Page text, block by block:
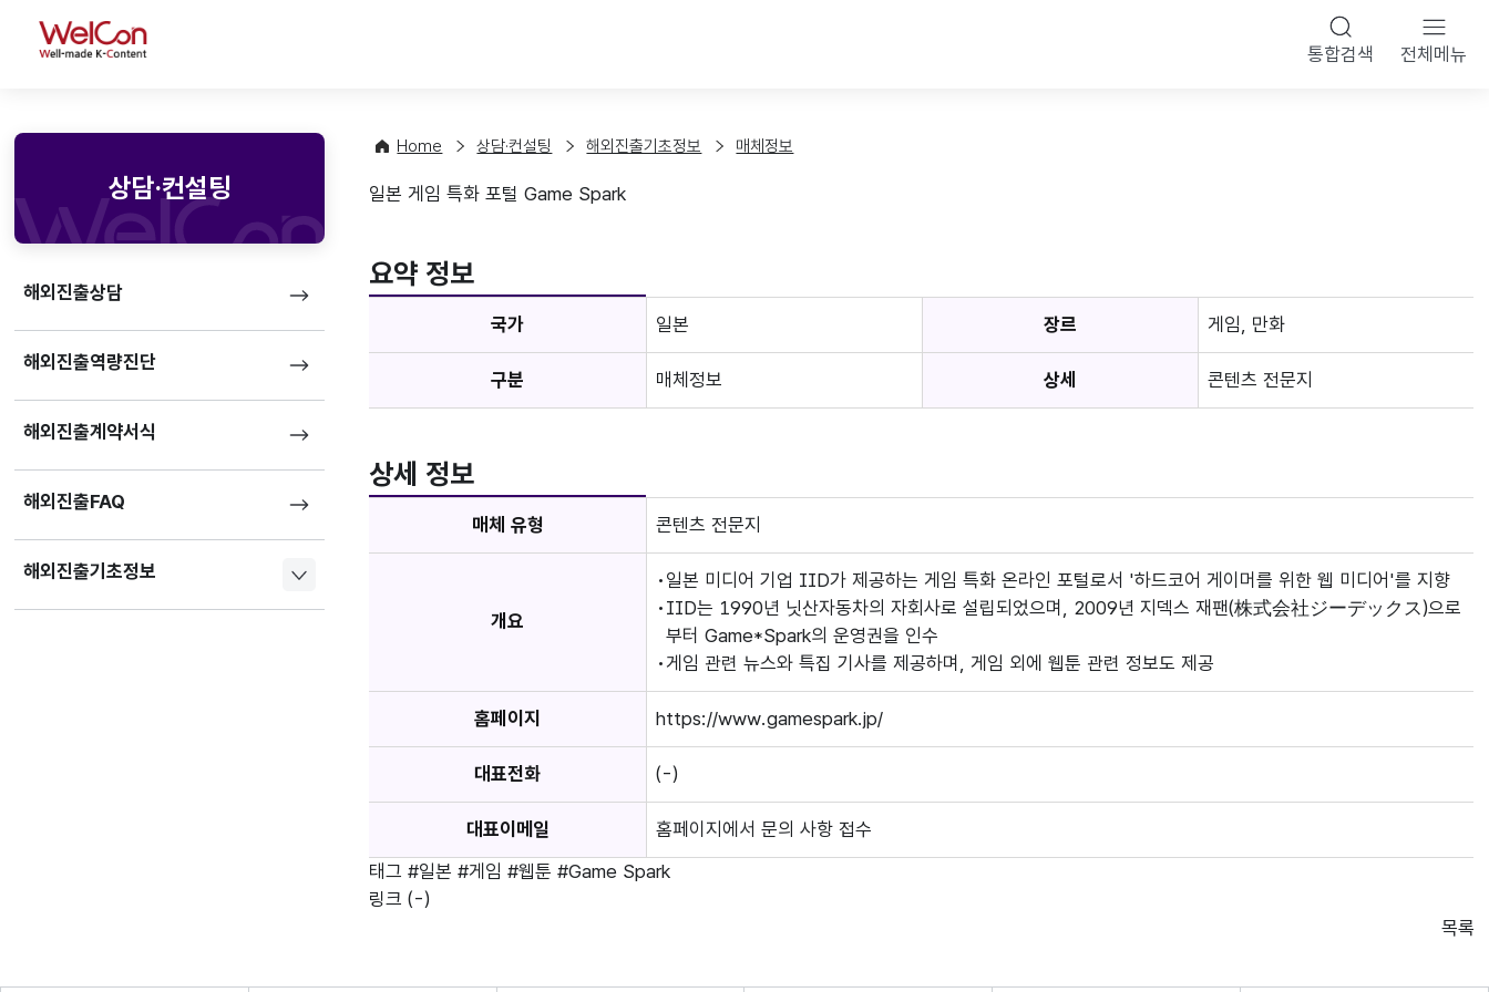
WelCon 통합검색 전체메뉴
상담·컨설팅
해외진출상담
해외진출역량진단
해외진출계약서식
해외진출FAQ
해외진출기초정보
Home 상담·컨설팅 해외진출기초정보 매체정보
매체정보
일본 게임 특화 포털 Game Spark
요약 정보
국가 일본 장르 게임, 만화
구분 매체정보 상세 콘텐츠 전문지
상세 정보
매체 유형 콘텐츠 전문지
개요
일본 미디어 기업 IID가 제공하는 게임 특화 온라인 포털로서 '하드코어 게이머를 위한 웹 미디어'를 지향
IID는 1990년 닛산자동차의 자회사로 설립되었으며, 2009년 지덱스 재팬(株式会社ジーデックス)으로
부터 Game*Spark의 운영권을 인수
게임 관련 뉴스와 특집 기사를 제공하며, 게임 외에 웹툰 관련 정보도 제공
홈페이지 https://www.gamespark.jp/
대표전화 (-)
대표이메일
홈페이지에서 문의 사항 접수
태그 #일본 #게임 #웹툰 #Game Spark
링크 (-)
목록